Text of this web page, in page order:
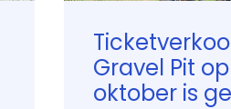
Gravel Pit
oktober is